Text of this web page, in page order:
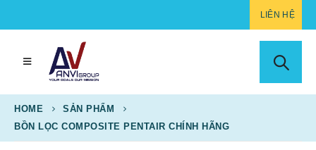
LIÊN HỆ
HOME
SẢN PHẨM
BỒN LỌC COMPOSITE PENTAIR CHÍNH HÃNG